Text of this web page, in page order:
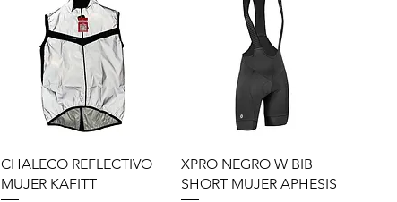
Vista rápida
CHALECO REFLECTIVO
MUJER KAFITT
Vista rápida
XPRO NEGRO W BIB
SHORT MUJER APHESIS